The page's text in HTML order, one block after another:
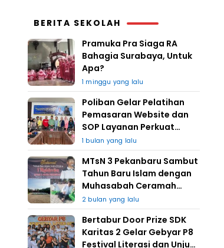
BERITA SEKOLAH
Pramuka Pra Siaga RA
Bahagia Surabaya, Untuk
Apa?
1 minggu yang lalu
Poliban Gelar Pelatihan
Pemasaran Website dan
SOP Layanan Perkuat
UMKM Berkat Guru Kapuh
1 bulan yang lalu
MTsN 3 Pekanbaru Sambut
Tahun Baru Islam dengan
Muhasabah Ceramah
Agama
2 bulan yang lalu
Bertabur Door Prize SDK
Karitas 2 Gelar Gebyar P8
Festival Literasi dan Unjuk